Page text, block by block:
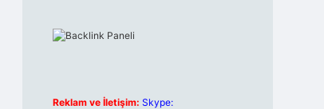
Reklam ve İletişim: Skype: